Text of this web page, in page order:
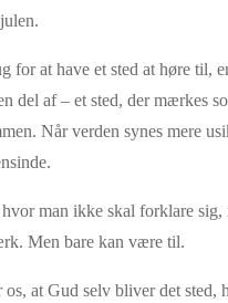
for at have et sted at høre til,
del af – et sted, der mærkes
Når verden synes mere
man ikke skal forklare sig,
Men bare kan være til.
at Gud selv bliver det sted,